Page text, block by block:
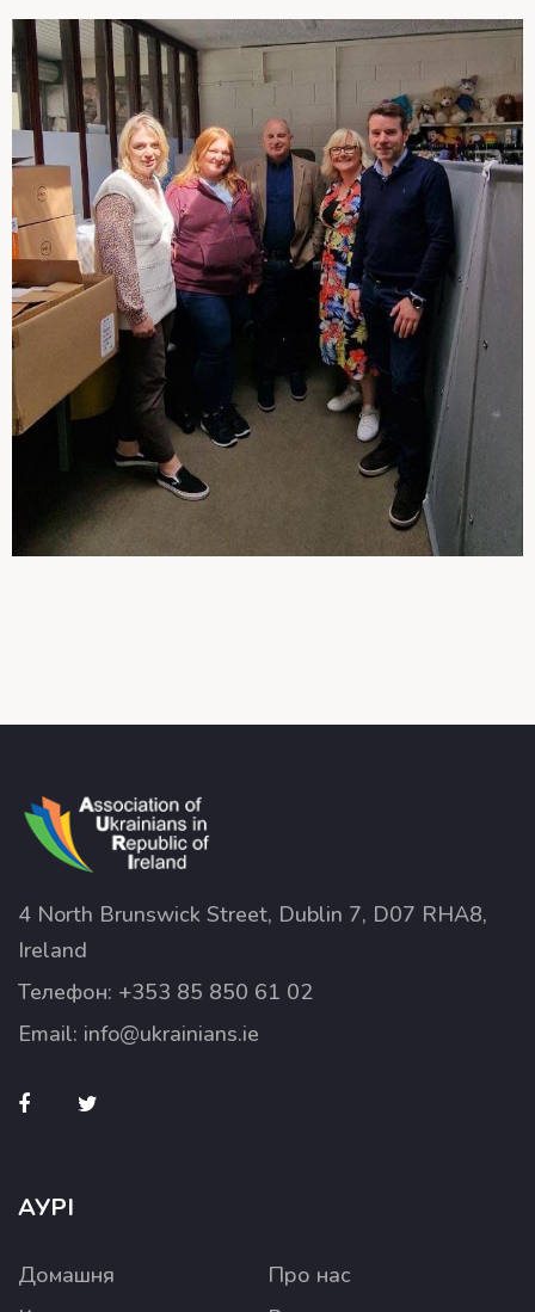
4 North Brunswick Street, Dublin 7, D07 RHA8,
Ireland
Телефон: +353 85 850 61 02
Email: info@ukrainians.ie
АУРІ
Домашня
Про нас